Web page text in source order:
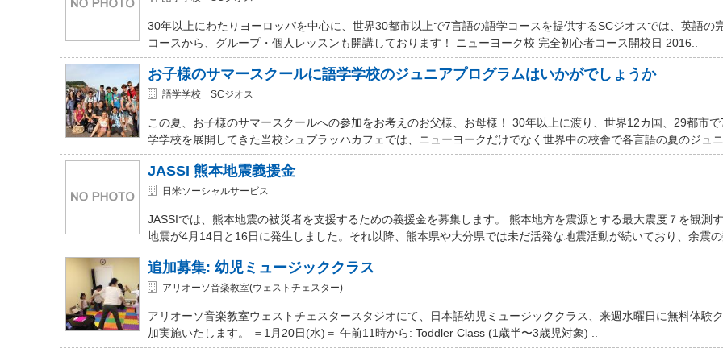
30年以上にわたりヨーロッパを中心に、世界30都市以上で7言語の語学コースを提供するSCジオスでは、英語の
コースから、グループ・個人レッスンも開講しております！ ニューヨーク校 完全初心者コース開校日 2016..
お子様のサマースクールに語学学校のジュニアプログラムはいかがでしょうか
語学学校 SCジオス
この夏、お子様のサマースクールへの参加をお考えのお父様、お母様！ 30年以上に渡り、世界12カ国、29都市
学学校を展開してきた当校シュプラッハカフェでは、ニューヨークだけでなく世界中の校舎で各言語の夏のジュ
JASSI 熊本地震義援金
日米ソーシャルサービス
JASSIでは、熊本地震の被災者を支援するための義援金を募集します。 熊本地方を震源とする最大震度７を観測
地震が4月14日と16日に発生しました。それ以降、熊本県や大分県では未だ活発な地震活動が続いており、余震
追加募集: 幼児ミュージッククラス
アリオーソ音楽教室(ウェストチェスター)
アリオーソ音楽教室ウェストチェスタースタジオにて、日本語幼児ミュージッククラス、来週水曜日に無料体験
加実施いたします。 ＝1月20日(水)＝ 午前11時から: Toddler Class (1歳半〜3歳児対象) ..